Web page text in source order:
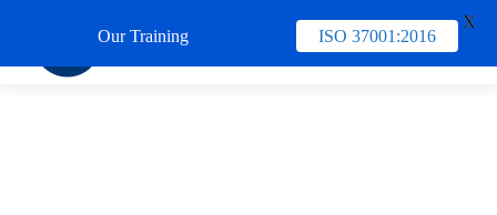
Our Training ISO 37001:2016
X